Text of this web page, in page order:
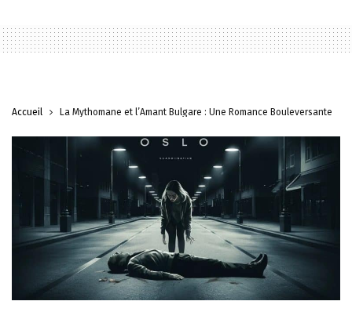
Accueil La Mythomane et l’Amant Bulgare : Une Romance Bouleversante